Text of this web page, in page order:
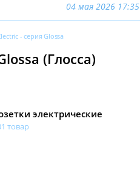
04 мая 2026 17:35
- серия Glossa
(Глосса)
электрические
товар